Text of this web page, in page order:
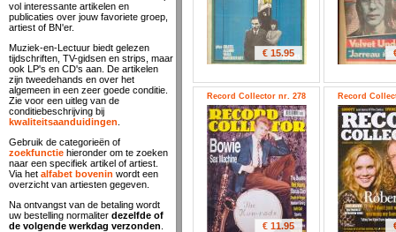
€ 15.95
Record Collector nr. 278
€ 11.95
Record
vol interessante artikelen en
publicaties over jouw favoriete groep,
artiest of BN'er.
Muziek-en-Lectuur biedt gelezen
tijdschriften, TV-gidsen en strips, maar
ook LP's en CD's aan. De artikelen
zijn tweedehands en over het
algemeen in een zeer goede conditie.
Zie voor een uitleg van de
conditiebeschrijving bij
kwaliteitsaanduidingen
Gebruik de categorieën of
zoekfunctie hieronder om te zoeken
naar een specifiek artikel of artiest.
Via het alfabet bovenin wordt een
overzicht van artiesten gegeven.
Na ontvangst van de betaling wordt
uw bestelling normaliter dezelfde of
de volgende werkdag verzonden